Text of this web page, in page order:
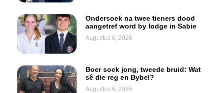
Ondersoek na twee tieners dood
aangetref word by lodge in Sabie
Augustus 6, 2026
Boer soek jong, tweede bruid: Wat
sê die reg en Bybel?
Augustus 6, 2026